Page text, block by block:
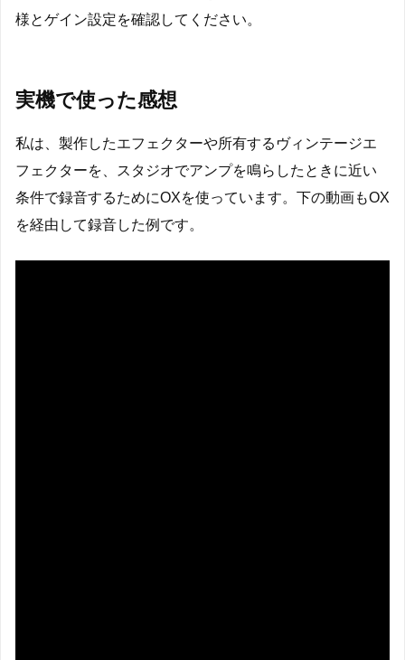
様とゲイン設定を確認してください。
実機で使った感想
私は、製作したエフェクターや所有するヴィンテージエ
フェクターを、スタジオでアンプを鳴らしたときに近い
条件で録音するためにOXを使っています。下の動画もOX
を経由して録音した例です。